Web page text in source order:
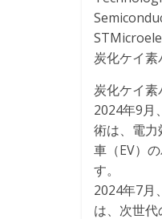
炭化ケイ素
炭化ケイ素
2024年9月
術は、電
車（EV）
す。
2024年7月
は、次世